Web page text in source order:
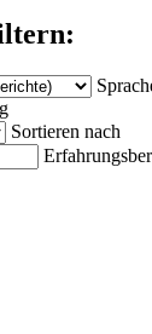
Sortieren nach